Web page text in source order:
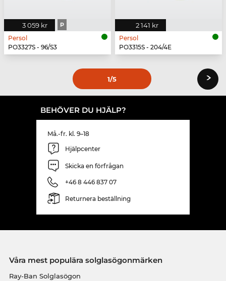
3 059 kr P
Persol
PO3327S - 96/S3
2 141 kr
Persol
PO3315S - 204/4E
1/5 ›
BEHÖVER DU HJÄLP?
Må.-fr. kl. 9–18
Hjälpcenter
Skicka en förfrågan
+46 8 446 837 07
Returnera beställning
Våra mest populära solglasögonmärken
Ray-Ban Solglasögon